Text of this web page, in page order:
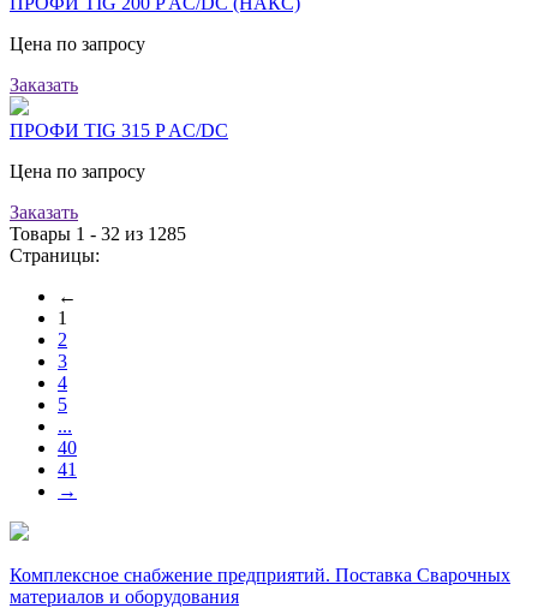
Цена по запросу
Заказать
ПРОФИ TIG 315 P AC/DC
Цена по запросу
Заказать
Товары 1 - 32 из 1285
Страницы:
←
1
2
3
4
5
...
40
41
→
Комплексное снабжение предприятий. Поставка Сварочных
материалов и оборудования